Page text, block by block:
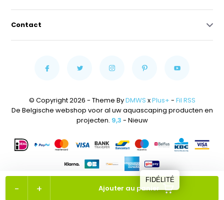
+
- Ajouter au panier
Contact
© Copyright 2026 - Theme ByDMWS xPlus+ - Fil RSS
De Belgische webshop voor al uw aquascaping producten en
projecten. 9,3 - Nieuw
FIDÉLITÉ